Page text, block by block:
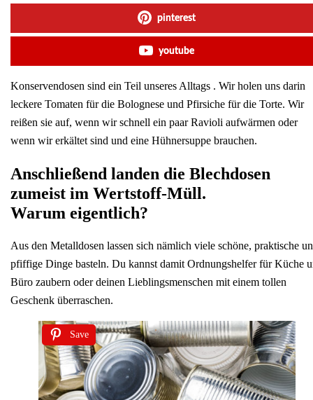
pinterest
youtube
Konservendosen sind ein Teil unseres Alltags . Wir holen uns darin
leckere Tomaten für die Bolognese und Pfirsiche für die Torte. Wir
reißen sie auf, wenn wir schnell ein paar Ravioli aufwärmen oder
wenn wir erkältet sind und eine Hühnersuppe brauchen.
Anschließend landen die Blechdosen
zumeist im Wertstoff-Müll.
Warum eigentlich?
Aus den Metalldosen lassen sich nämlich viele schöne, praktische
pfiffige Dinge basteln. Du kannst damit Ordnungshelfer für Küche
Büro zaubern oder deinen Lieblingsmenschen mit einem tollen
Geschenk überraschen.
Save